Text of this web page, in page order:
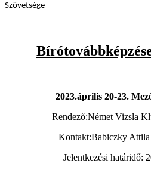
Szövetsége
2023.április 20-23.
Rendező:Német Vizsla
Kontakt:Babiczky Attila
Jelentkezési határidő: